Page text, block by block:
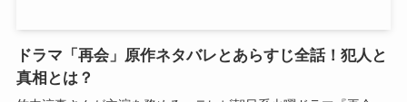
ドラマ「再会」原作ネタバレとあらすじ全話！犯人と
真相とは？